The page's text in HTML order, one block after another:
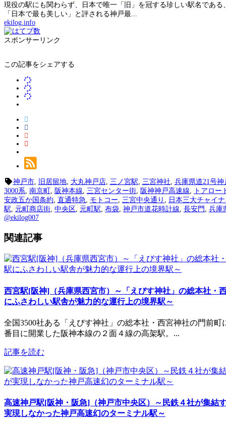
現役の駅にも関わらず、日本で唯一「旧」を冠する珍しい駅名であ
「日本で最も美しい」と評される神戸最...
ekilog.info
スポンサーリンク
この記事をシェアする
神戸市, 旧居留地, 大丸神戸店, 三ノ宮駅 三宮神社 兵庫県道21号神
3000系 南京町 阪神本線 三宮センター街 阪神神戸高速線
トアロー
安政五か国条約 直通特急 モトコー 三宮中央通り
日本三大チャイ
駅
元町商店街 中央区 元町駅 布袋 神戸市道花時計線 長安門
兵庫
@ekilog007
関連記事
西宮駅[阪神]（兵庫県西宮市）～「えびす神社」の総本社・
にふさわしい駅舎が魅力的な運行上の境界駅～
全国3500社ある「えびす神社」の総本社・西宮神社の門前
番目に開業した阪神本線の２面４線の高架駅。...
記事を読む
高速神戸駅[阪神・阪急]（神戸市中央区）～民鉄４社が集結
実現しなかった神戸高速幻のターミナル駅～